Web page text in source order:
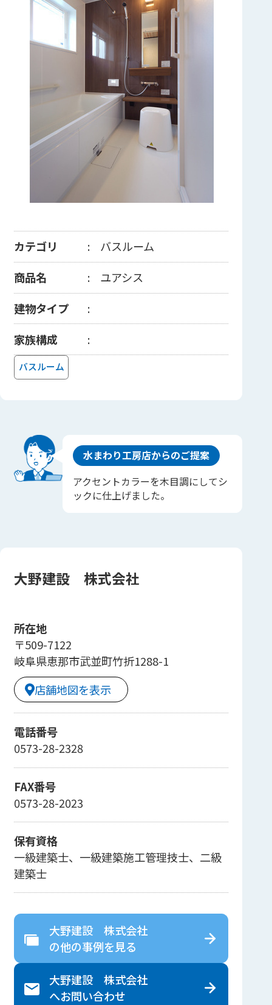
カテゴリ
バスルーム
商品名
ユアシス
建物タイプ
家族構成
バスルーム
水まわり工房店からのご提案
アクセントカラーを木目調にしてシ
ックに仕上げました。
大野建設 株式会社
所在地
〒509-7122
岐阜県恵那市武並町竹折1288-1
店舗地図を表示
電話番号
0573-28-2328
FAX番号
0573-28-2023
保有資格
一級建築士、一級建築施工管理技士、二級
建築士
大野建設 株式会社
の他の事例を見る
大野建設 株式会社
へお問い合わせ